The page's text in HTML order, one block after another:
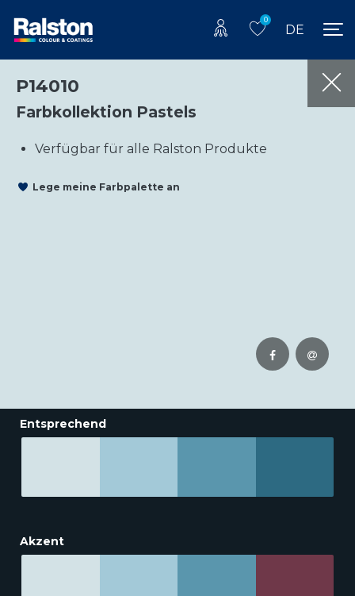
0
DE
P14010
Farbkollektion Pastels
Verfügbar für alle Ralston Produkte
Lege meine Farbpalette an
Entsprechend
Akzent